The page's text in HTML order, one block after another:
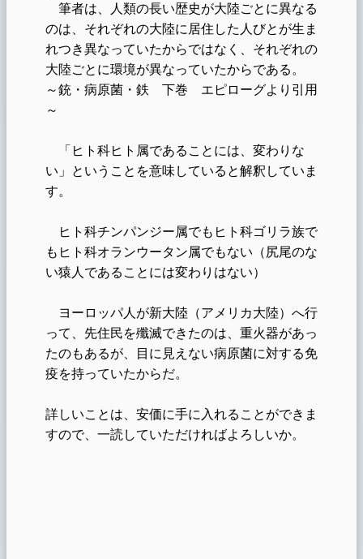
筆者は、人類の長い歴史が大陸ごとに異なる
のは、それぞれの大陸に居住した人びとが生ま
れつき異なっていたからではなく、それぞれの
大陸ごとに環境が異なっていたからである。
～銃・病原菌・鉄 下巻 エピローグより引用
～
「ヒト科ヒト属であることには、変わりな
い」ということを意味していると解釈していま
す。
ヒト科チンパンジー属でもヒト科ゴリラ族で
もヒト科オランウータン属でもない（尻尾のな
い猿人であることには変わりはない）
ヨーロッパ人が新大陸（アメリカ大陸）へ行
って、先住民を殲滅できたのは、重火器があっ
たのもあるが、目に見えない病原菌に対する免
疫を持っていたからだ。
詳しいことは、安価に手に入れることができま
すので、一読していただければよろしいか。